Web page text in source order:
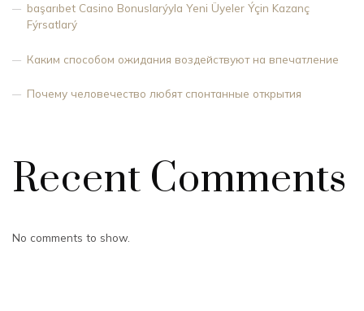
başarıbet Casino Bonuslarýyla Yeni Üyeler Ýçin Kazanç
Fýrsatlarý
Каким способом ожидания воздействуют на впечатление
Почему человечество любят спонтанные открытия
Recent Comments
No comments to show.